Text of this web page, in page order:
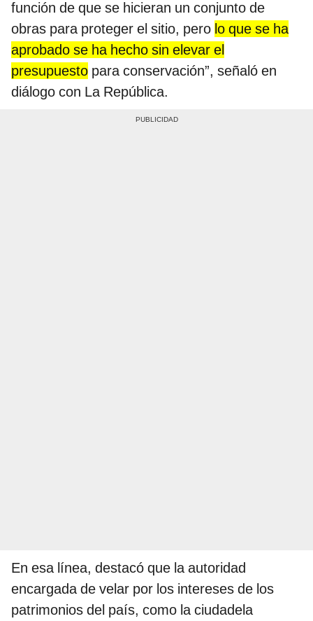
función de que se hicieran un conjunto de
obras para proteger el sitio, pero lo que se ha
aprobado se ha hecho sin elevar el
presupuesto para conservación”, señaló en
diálogo con La República.
En esa línea, destacó que la autoridad
encargada de velar por los intereses de los
patrimonios del país, como la ciudadela